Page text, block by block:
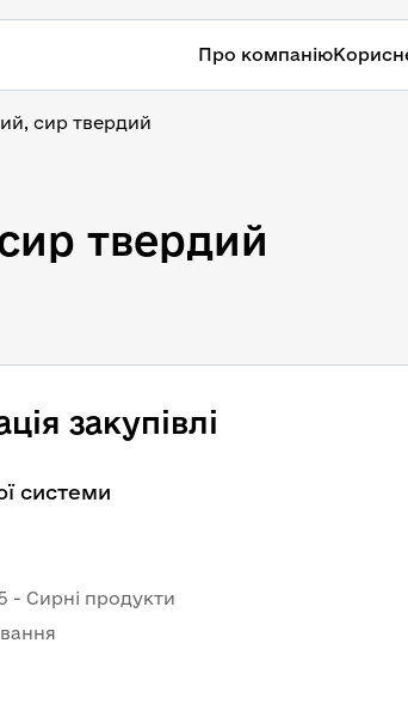
Про компанію
сир твердий
твердий
закупівлі
системи
- Сирні продукти